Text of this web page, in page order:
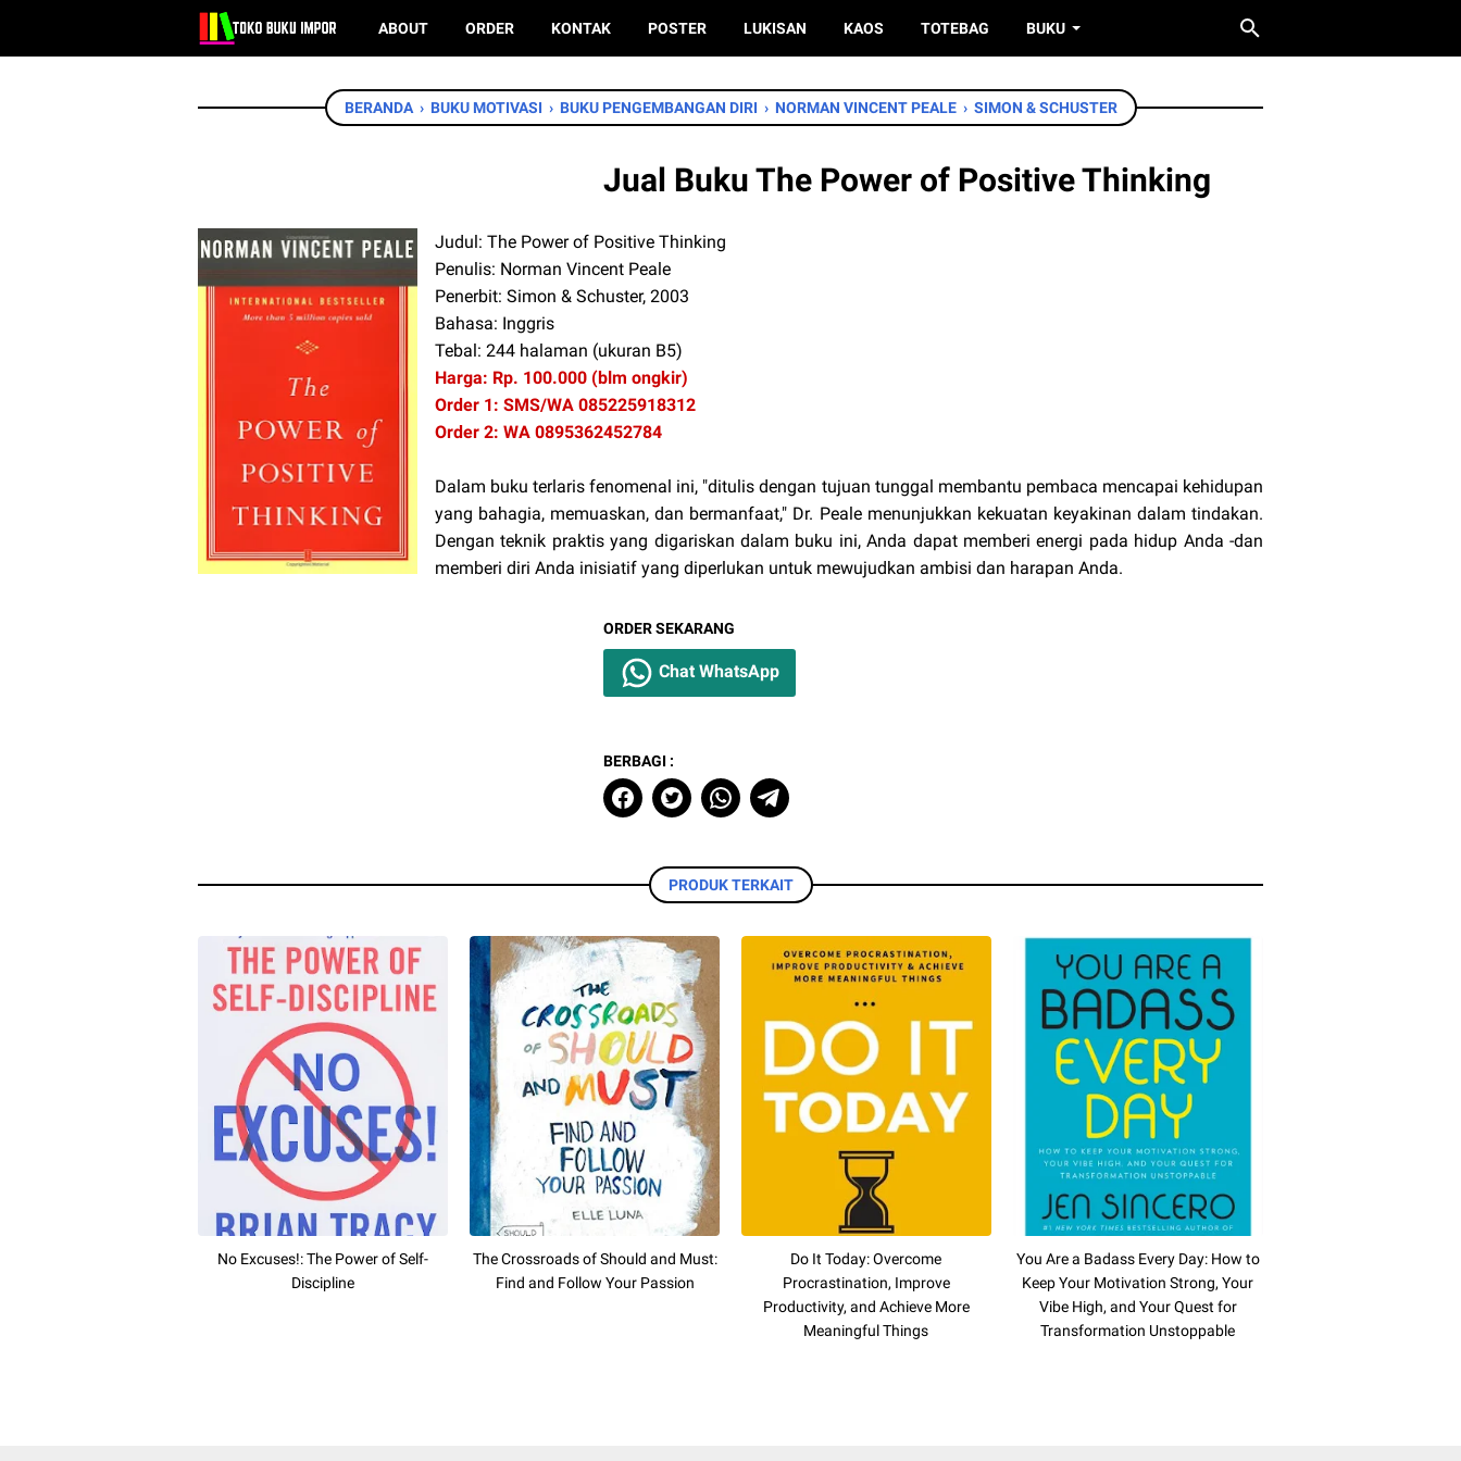
ABOUT ORDER KONTAK POSTER LUKISAN KAOS TOTEBAG BUKU
BERANDA › BUKU MOTIVASI › BUKU PENGEMBANGAN DIRI › NORMAN VINCENT PEALE › SIMON & SCHUSTER
Jual Buku The Power of Positive Thinking
Judul: The Power of Positive Thinking
Penulis: Norman Vincent Peale
Penerbit: Simon & Schuster, 2003
Bahasa: Inggris
Tebal: 244 halaman (ukuran B5)
Harga: Rp. 100.000 (blm ongkir)
Order 1: SMS/WA 085225918312
Order 2: WA 0895362452784
Dalam buku terlaris fenomenal ini, "ditulis dengan tujuan tunggal membantu pembaca mencapai kehidupan
yang bahagia, memuaskan, dan bermanfaat," Dr. Peale menunjukkan kekuatan keyakinan dalam tindakan.
Dengan teknik praktis yang digariskan dalam buku ini, Anda dapat memberi energi pada hidup Anda -dan
memberi diri Anda inisiatif yang diperlukan untuk mewujudkan ambisi dan harapan Anda.
ORDER SEKARANG
Chat WhatsApp
BERBAGI :
PRODUK TERKAIT
No Excuses!: The Power of Self-
Discipline
The Crossroads of Should and Must:
Find and Follow Your Passion
Do It Today: Overcome
Procrastination, Improve
Productivity, and Achieve More
Meaningful Things
You Are a Badass Every Day: How to
Keep Your Motivation Strong, Your
Vibe High, and Your Quest for
Transformation Unstoppable